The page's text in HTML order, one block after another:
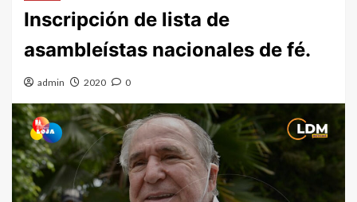
Inscripción de lista de
asambleístas nacionales de fé.
admin 2020 0